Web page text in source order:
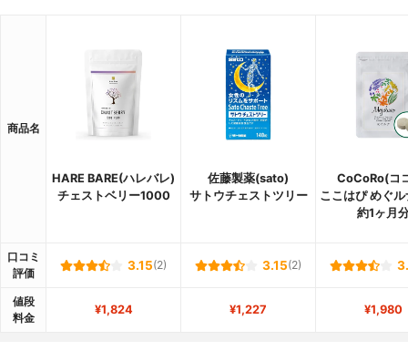
商品名
HARE BARE(ハレバレ)
チェストベリー1000
佐藤製薬(sato)
サトウチェストツリー
CoCoRo(コ
ここはぴ めぐ
約1ヶ月
口コミ
評価
3.15(2) 3.15(2)
値段
料金
¥1,824 ¥1,227 ¥1,980